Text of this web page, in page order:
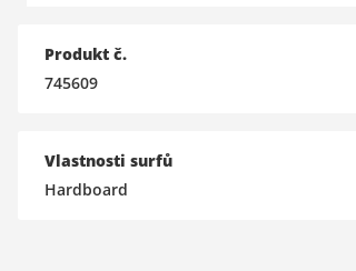
Produkt č.
745609
Vlastnosti surfů
Hardboard